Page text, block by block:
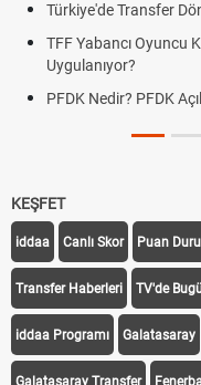
Türkiye'de Transfer
TFF Yabancı Oyuncu
Uygulanıyor?
PFDK Nedir? PFDK
KEŞFET
iddaa Canlı Skor Puan
Transfer Haberleri TV'de
iddaa Programı Galatasaray
Galatasaray Transfer